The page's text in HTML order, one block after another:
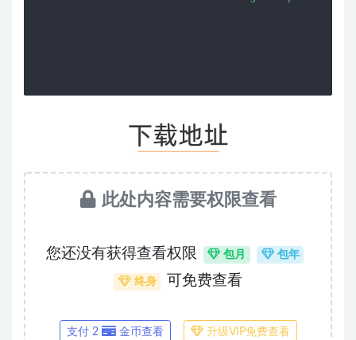
此处内容需要权限查看
您还没有获得查看权限 包月 包年
终身 可免费查看
支付 2 金币查看 升级VIP免费查看